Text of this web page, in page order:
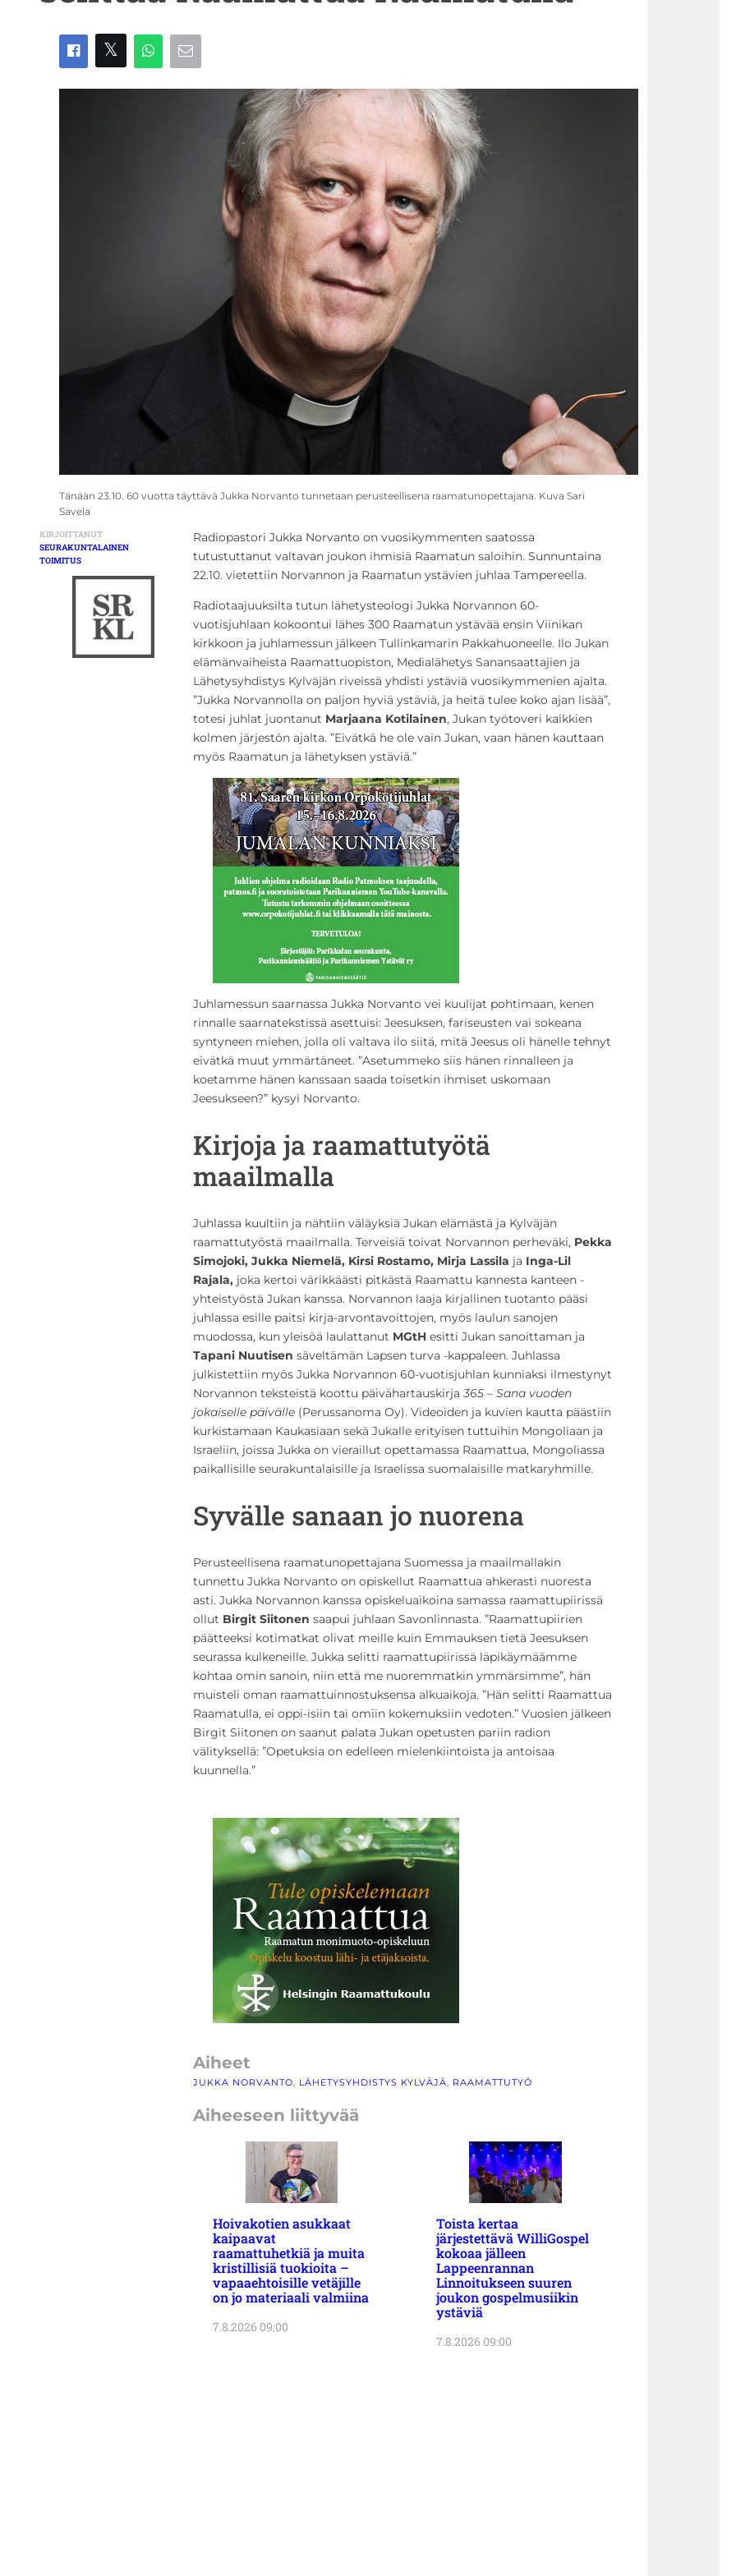
Tänään 23.10. 60 vuotta täyttävä Jukka Norvanto tunnetaan perusteellisena raamatunopettajana. Kuva Sari
Savela
KIRJOITTANUT
SEURAKUNTALAINEN
TOIMITUS
Radiopastori Jukka Norvanto on vuosikymmenten saatossa
tutustuttanut valtavan joukon ihmisiä Raamatun saloihin. Sunnuntaina
22.10. vietettiin Norvannon ja Raamatun ystävien juhlaa Tampereella.
Radiotaajuuksilta tutun lähetysteologi Jukka Norvannon 60-
vuotisjuhlaan kokoontui lähes 300 Raamatun ystävää ensin Viinikan
kirkkoon ja juhlamessun jälkeen Tullinkamarin Pakkahuoneelle. Ilo Jukan
elämänvaiheista Raamattuopiston, Medialähetys Sanansaattajien ja
Lähetysyhdistys Kylväjän riveissä yhdisti ystäviä vuosikymmenien ajalta.
”Jukka Norvannolla on paljon hyviä ystäviä, ja heitä tulee koko ajan lisää”,
totesi juhlat juontanut Marjaana Kotilainen, Jukan työtoveri kaikkien
kolmen järjestön ajalta. ”Eivätkä he ole vain Jukan, vaan hänen kauttaan
myös Raamatun ja lähetyksen ystäviä.”
Juhlamessun saarnassa Jukka Norvanto vei kuulijat pohtimaan, kenen
rinnalle saarnatekstissä asettuisi: Jeesuksen, fariseusten vai sokeana
syntyneen miehen, jolla oli valtava ilo siitä, mitä Jeesus oli hänelle tehnyt
eivätkä muut ymmärtäneet. ”Asetummeko siis hänen rinnalleen ja
koetamme hänen kanssaan saada toisetkin ihmiset uskomaan
Jeesukseen?” kysyi Norvanto.
Kirjoja ja raamattutyötä
maailmalla
Juhlassa kuultiin ja nähtiin väläyksiä Jukan elämästä ja Kylväjän
raamattutyöstä maailmalla. Terveisiä toivat Norvannon perheväki, Pekka
Simojoki, Jukka Niemelä, Kirsi Rostamo, Mirja Lassila ja Inga-Lil
Rajala,joka kertoi värikkäästi pitkästä Raamattu kannesta kanteen -
yhteistyöstä Jukan kanssa. Norvannon laaja kirjallinen tuotanto pääsi
juhlassa esille paitsi kirja-arvontavoittojen, myös laulun sanojen
muodossa, kun yleisöä laulattanut MGtHesitti Jukan sanoittaman ja
Tapani Nuutisen säveltämän Lapsen turva -kappaleen. Juhlassa
julkistettiin myös Jukka Norvannon 60-vuotisjuhlan kunniaksi ilmestynyt
Norvannon teksteistä koottu päivähartauskirja 365 – Sana vuoden
jokaiselle päivälle(Perussanoma Oy). Videoiden ja kuvien kautta päästiin
kurkistamaan Kaukasiaan sekä Jukalle erityisen tuttuihin Mongoliaan ja
Israeliin, joissa Jukka on vieraillut opettamassa Raamattua, Mongoliassa
paikallisille seurakuntalaisille ja Israelissa suomalaisille matkaryhmille.
Syvälle sanaan jo nuorena
Perusteellisena raamatunopettajana Suomessa ja maailmallakin
tunnettu Jukka Norvanto on opiskellut Raamattua ahkerasti nuoresta
asti. Jukka Norvannon kanssa opiskeluaikoina samassa raamattupiirissä
ollut Birgit Siitonen saapui juhlaan Savonlinnasta. ”Raamattupiirien
päätteeksi kotimatkat olivat meille kuin Emmauksen tietä Jeesuksen
seurassa kulkeneille. Jukka selitti raamattupiirissä läpikäymäämme
kohtaa omin sanoin, niin että me nuoremmatkin ymmärsimme”, hän
muisteli oman raamattuinnostuksensa alkuaikoja. ”Hän selitti Raamattua
Raamatulla, ei oppi-isiin tai omiin kokemuksiin vedoten.” Vuosien jälkeen
Birgit Siitonen on saanut palata Jukan opetusten pariin radion
välityksellä: ”Opetuksia on edelleen mielenkiintoista ja antoisaa
kuunnella.”
Aiheet
JUKKA NORVANTO, LÄHETYSYHDISTYS KYLVÄJÄ, RAAMATTUTYÖ
Aiheeseen liittyvää
Hoivakotien asukkaat
kaipaavat
raamattuhetkiä ja muita
kristillisiä tuokioita –
vapaaehtoisille vetäjille
on jo materiaali valmiina
7.8.2026 09:00
Toista kertaa
järjestettävä WilliGospel
kokoaa jälleen
Lappeenrannan
Linnoitukseen suuren
joukon gospelmusiikin
ystäviä
7.8.2026 09:00